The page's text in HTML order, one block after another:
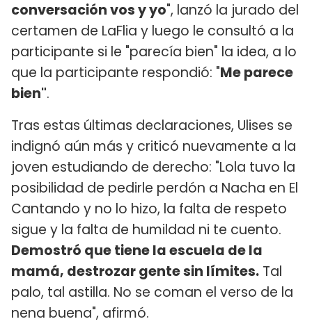
conversación vos y yo", lanzó la jurado del
certamen de LaFlia y luego le consultó a la
participante si le "parecía bien" la idea, a lo
que la participante respondió: "Me parece
bien".
Tras estas últimas declaraciones, Ulises se
indignó aún más y criticó nuevamente a la
joven estudiando de derecho: "Lola tuvo la
posibilidad de pedirle perdón a Nacha en El
Cantando y no lo hizo, la falta de respeto
sigue y la falta de humildad ni te cuento.
Demostró que tiene la escuela de la
mamá, destrozar gente sin límites. Tal
palo, tal astilla. No se coman el verso de la
nena buena", afirmó.